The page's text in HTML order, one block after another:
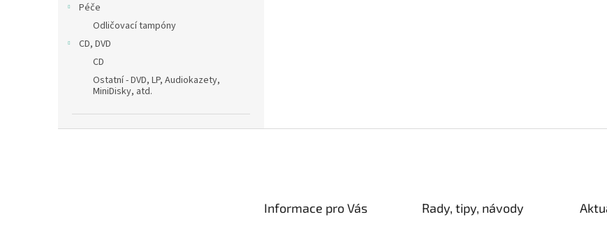
Péče
Odličovací tampóny
CD, DVD
CD
Ostatní - DVD, LP, Audiokazety,
MiniDisky, atd.
Informace pro Vás Rady, tipy, návody